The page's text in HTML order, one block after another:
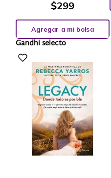
$299
Agregar a mi bolsa
Gandhi selecto